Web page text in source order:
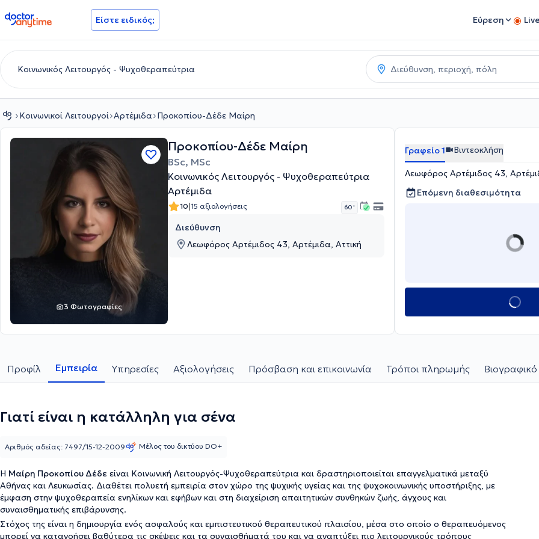
doctoranytime Είστε ειδικός; Εύρεση
Κοινωνικοί Λειτουργοί Αρτέμιδα Προκοπίου-Δέδε Μαίρη
3 Φωτογραφίες
Προκοπίου-Δέδε Μαίρη
BSc, MSc
Κοινωνικός Λειτουργός - Ψυχοθεραπεύτρια
Αρτέμιδα
10|15 αξιολογήσεις 60 '
Διεύθυνση
Λεωφόρος Αρτέμιδος 43, Αρτέμιδα, Αττική
Γραφείο 1 Βιντεοκλήση
Λεωφόρος Αρτέμιδος 43,
Επόμενη διαθεσιμότητα
Προφίλ Εμπειρία Υπηρεσίες Αξιολογήσεις Πρόσβαση και επικοινωνία Τρόποι πληρωμής
Γιατί είναι η κατάλληλη για σένα
Η Μαίρη Προκοπίου Δέδε είναι Κοινωνική Λειτουργός-Ψυχοθεραπεύτρια και δραστηριοποιείται επαγγελματικά μεταξύ
Αθήνας και Λευκωσίας. Διαθέτει πολυετή εμπειρία στον χώρο της ψυχικής υγείας και της ψυχοκοινωνικής υποστήριξης, με
έμφαση στην ψυχοθεραπεία ενηλίκων και εφήβων και στη διαχείριση απαιτητικών συνθηκών ζωής, άγχους και
συναισθηματικής επιβάρυνσης.
Στόχος της είναι η δημιουργία ενός ασφαλούς και εμπιστευτικού θεραπευτικού πλαισίου, μέσα στο οποίο ο θεραπευόμενος
μπορεί να κατανοήσει βαθύτερα τις σκέψεις και τα συναισθήματά του και να αναπτύξει πιο λειτουργικούς τρόπους
Αριθμός αδείας: 7497/15-12-2009 Μέλος του δικτύου DO+